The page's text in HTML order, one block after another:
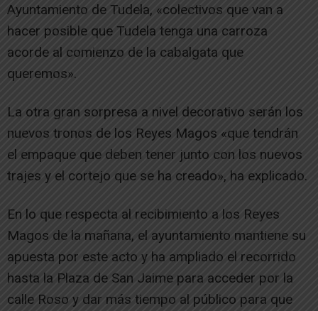
Ayuntamiento de Tudela, «colectivos que van a
hacer posible que Tudela tenga una carroza
acorde al comienzo de la cabalgata que
queremos».
La otra gran sorpresa a nivel decorativo serán los
nuevos tronos de los Reyes Magos «que tendrán
el empaque que deben tener junto con los nuevos
trajes y el cortejo que se ha creado», ha explicado.
En lo que respecta al recibimiento a los Reyes
Magos de la mañana, el ayuntamiento mantiene su
apuesta por este acto y ha ampliado el recorrido
hasta la Plaza de San Jaime para acceder por la
calle Roso y dar más tiempo al público para que